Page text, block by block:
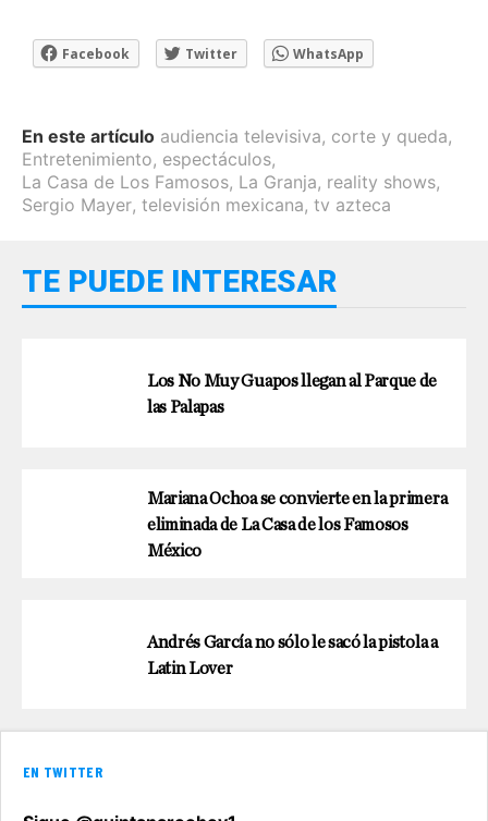
Facebook Twitter WhatsApp
En este artículo audiencia televisiva, corte y queda,
Entretenimiento, espectáculos,
La Casa de Los Famosos, La Granja, reality shows,
Sergio Mayer, televisión mexicana, tv azteca
TE PUEDE INTERESAR
Los No Muy Guapos llegan al Parque de
las Palapas
Mariana Ochoa se convierte en la primera
eliminada de La Casa de los Famosos
México
Andrés García no sólo le sacó la pistola a
Latin Lover
EN TWITTER